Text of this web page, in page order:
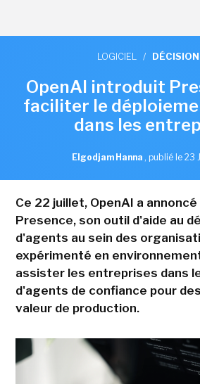
LOGICIEL /
OpenAI introduit
faciliter le
dans les
Elgodjam Hanna , publié le 23
Ce 22 juillet, OpenAI a
Presence, son outil d'aide au
d'agents au sein des
expérimenté en
assister les entreprises dans
d'agents de confiance pour
valeur de production.